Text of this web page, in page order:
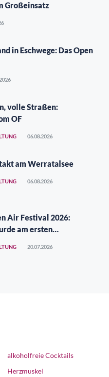
Großeinsatz
in Eschwege: Das Open
volle Straßen:
OF
06.08.2026
am Werratalsee
06.08.2026
Air Festival 2026:
am ersten
20.07.2026
alkoholfreie Cocktails
Herzmuskel